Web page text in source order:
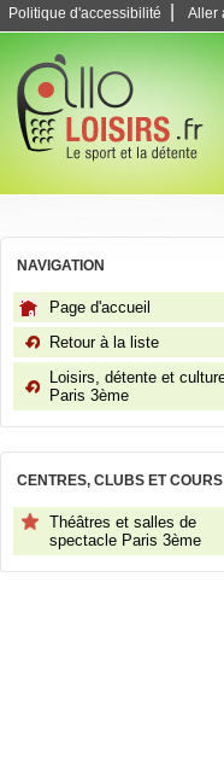
Politique d'accessibilité Aller
NAVIGATION
Page d'accueil
Retour à la liste
Loisirs, détente et
Paris 3ème
CENTRES, CLUBS ET COURS
Théâtres et salles de
spectacle Paris 3ème